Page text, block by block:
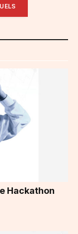
Hackathon